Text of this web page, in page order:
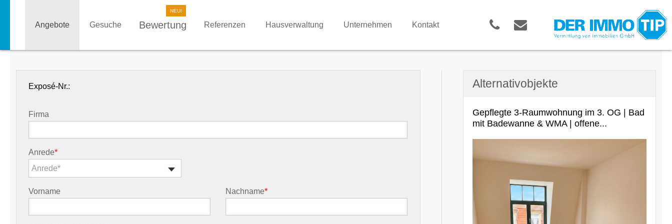
Angebote Gesuche Bewertung Referenzen Hausverwaltung Unternehmen Kontakt
Exposé-Nr.:
Firma
Anrede*
Anrede*
Vorname Nachname*
Alternativobjekte
Gepflegte 3-Raumwohnung im 3. OG | Bad
mit Badewanne & WMA | offene...